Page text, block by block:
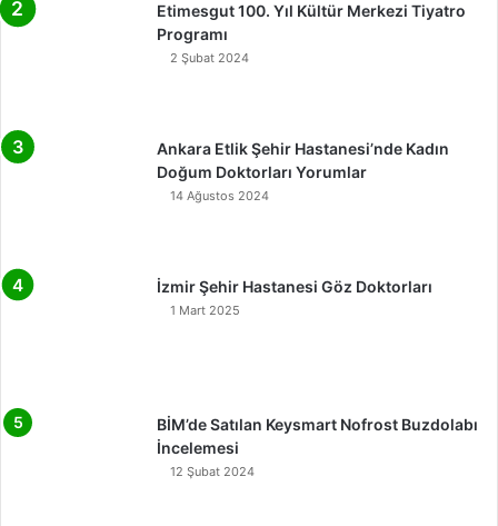
Etimesgut 100. Yıl Kültür Merkezi Tiyatro
Programı
2 Şubat 2024
Ankara Etlik Şehir Hastanesi’nde Kadın
Doğum Doktorları Yorumlar
14 Ağustos 2024
İzmir Şehir Hastanesi Göz Doktorları
1 Mart 2025
BİM’de Satılan Keysmart Nofrost Buzdolabı
İncelemesi
12 Şubat 2024